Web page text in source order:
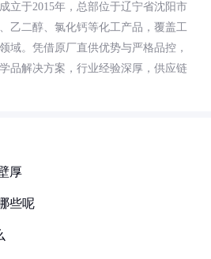
立于2015年，总部位于辽宁省沈阳市
乙二醇、氯化钙等化工产品，覆盖工
域。凭借原厂直供优势与严格品控，
品解决方案，行业经验深厚，供应链
厚
些呢